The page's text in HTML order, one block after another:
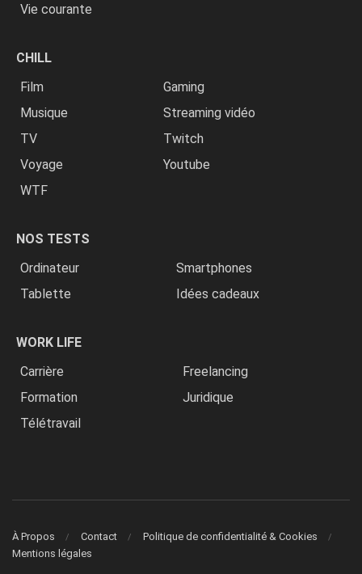
Vie courante
CHILL
Film
Gaming
Musique
Streaming vidéo
TV
Twitch
Voyage
Youtube
WTF
NOS TESTS
Ordinateur
Smartphones
Tablette
Idées cadeaux
WORK LIFE
Carrière
Freelancing
Formation
Juridique
Télétravail
À Propos Contact
Politique de confidentialité & Cookies
Mentions légales